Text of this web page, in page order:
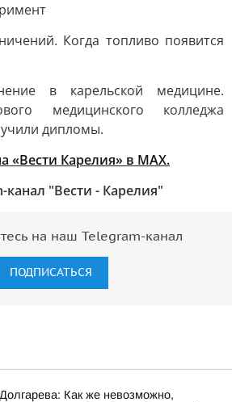
Когда топливо появится
в карельской медицине.
медицинского колледжа
дипломы.
«Вести Карелия» в МАХ.
канал "Вести - Карелия"
на наш Telegram-канал
ПОДПИСАТЬСЯ
Как же невозможно,